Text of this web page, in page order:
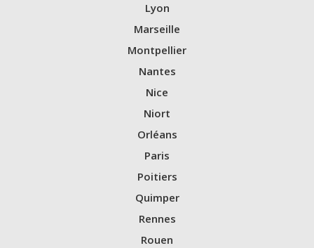
Lyon
Marseille
Montpellier
Nantes
Nice
Niort
Orléans
Paris
Poitiers
Quimper
Rennes
Rouen